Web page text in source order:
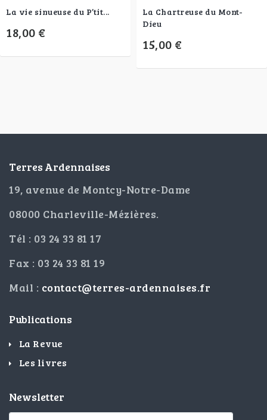
La vie sinueuse du P’tit...
18,00 €
La Chartreuse du Mont-
Dieu
15,00 €
Terres Ardennaises
19, avenue de Montcy-Notre-Dame
08000 Charleville-Mézières.
Tél : 03 24 33 81 17
Fax : 03 24 33 81 19
Mail : contact@terres-ardennaises.fr
Publications
La Revue
Les livres
Newsletter